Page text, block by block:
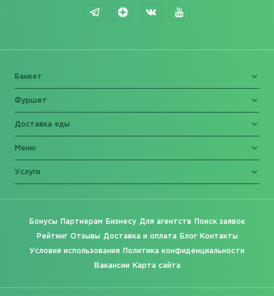
Банкет
Фуршет
Доставка еды
Меню
Услуги
Бонусы Партнерам Бизнесу Для агентств Поиск заявок
Рейтинг Отзывы Доставка и оплата Блог Контакты
Условия использования Политика конфиденциальности
Вакансии Карта сайта